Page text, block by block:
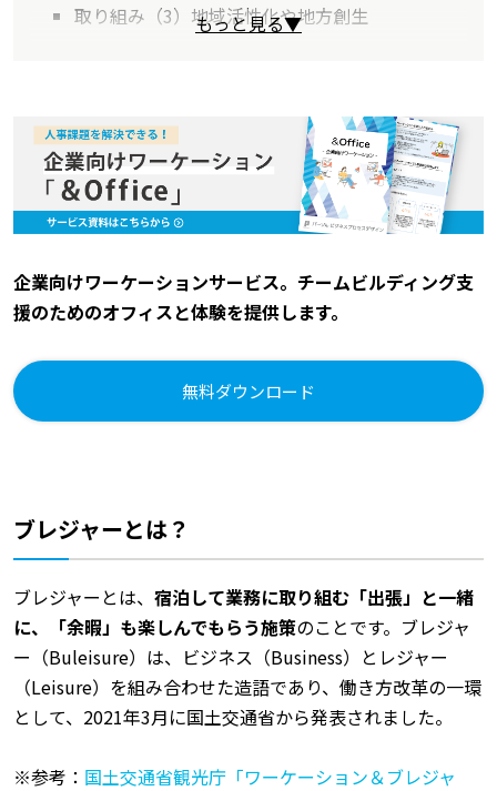
取り組み（3）地域活性化や地方創生
もっと見る▼
企業向けワーケーションサービス。チームビルディング支
援のためのオフィスと体験を提供します。
無料ダウンロード
ブレジャーとは？
ブレジャーとは、 宿泊して業務に取り組む「出張」と一緒
に、「余暇」も楽しんでもらう施策のことです。ブレジャ
ー（Buleisure）は、ビジネス（Business）とレジャー
（Leisure）を組み合わせた造語であり、働き方改革の一環
として、2021年3月に国土交通省から発表されました。
※参考： 国土交通省観光庁「ワーケーション＆ブレジャ